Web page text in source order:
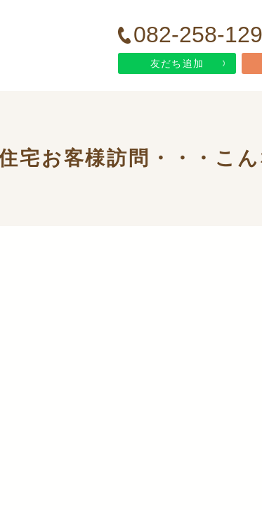
082-258-
友だち追加
宅お客様訪問・・・こん